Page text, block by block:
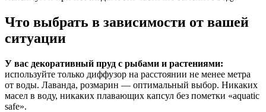
Что выбрать в зависимости от вашей
ситуации
У вас декоративный пруд с рыбами и растениями:
используйте только диффузор на расстоянии не менее метра
от воды. Лаванда, розмарин — оптимальный выбор. Никаких
масел в воду, никаких плавающих капсул без пометки «aquatic
safe».